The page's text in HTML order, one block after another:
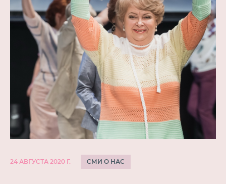
24 АВГУСТА 2020 Г. СМИ О НАС